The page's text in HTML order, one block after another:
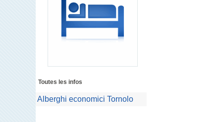
Toutes les infos
Alberghi economici Tornolo